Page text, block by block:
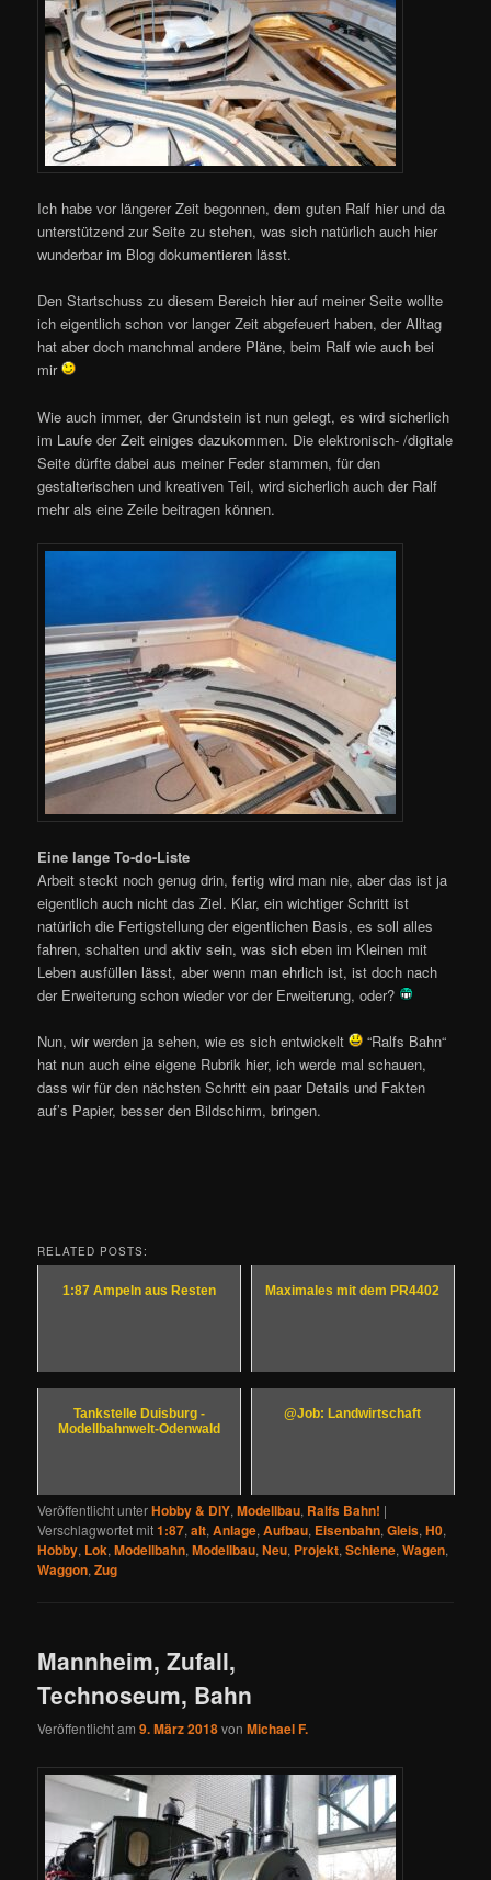
Ich habe vor längerer Zeit begonnen, dem guten Ralf hier und da
unterstützend zur Seite zu stehen, was sich natürlich auch hier
wunderbar im Blog dokumentieren lässt.
Den Startschuss zu diesem Bereich hier auf meiner Seite wollte
ich eigentlich schon vor langer Zeit abgefeuert haben, der Alltag
hat aber doch manchmal andere Pläne, beim Ralf wie auch bei
mir
Wie auch immer, der Grundstein ist nun gelegt, es wird sicherlich
im Laufe der Zeit einiges dazukommen. Die elektronisch- /digitale
Seite dürfte dabei aus meiner Feder stammen, für den
gestalterischen und kreativen Teil, wird sicherlich auch der Ralf
mehr als eine Zeile beitragen können.
Eine lange To-do-Liste
Arbeit steckt noch genug drin, fertig wird man nie, aber das ist ja
eigentlich auch nicht das Ziel. Klar, ein wichtiger Schritt ist
natürlich die Fertigstellung der eigentlichen Basis, es soll alles
fahren, schalten und aktiv sein, was sich eben im Kleinen mit
Leben ausfüllen lässt, aber wenn man ehrlich ist, ist doch nach
der Erweiterung schon wieder vor der Erweiterung, oder?
Nun, wir werden ja sehen, wie es sich entwickelt
“Ralfs Bahn“
hat nun auch eine eigene Rubrik hier, ich werde mal schauen,
dass wir für den nächsten Schritt ein paar Details und Fakten
auf’s Papier, besser den Bildschirm, bringen.
RELATED POSTS:
1:87 Ampeln aus Resten Maximales mit dem PR4402
Tankstelle Duisburg -
Modellbahnwelt-Odenwald
@Job: Landwirtschaft
Veröffentlicht unterHobby & DIY,Modellbau, Ralfs Bahn! |
Verschlagwortet mit1:87,alt,Anlage,Aufbau, Eisenbahn,Gleis,H0,
Hobby, Lok,Modellbahn,Modellbau,Neu, Projekt,Schiene,Wagen,
Waggon,Zug
Mannheim, Zufall,
Technoseum, Bahn
Veröffentlicht am9. März 2018vonMichael F.